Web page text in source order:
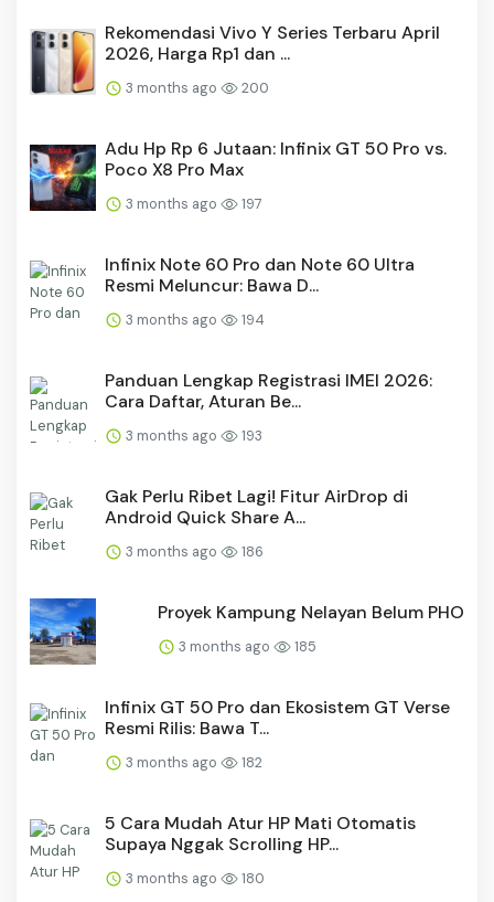
Rekomendasi Vivo Y Series Terbaru April
2026, Harga Rp1 dan ...
3 months ago 200
Adu Hp Rp 6 Jutaan: Infinix GT 50 Pro vs.
Poco X8 Pro Max
3 months ago 197
Infinix Note 60 Pro dan Note 60 Ultra
Resmi Meluncur: Bawa D...
3 months ago 194
Panduan Lengkap Registrasi IMEI 2026:
Cara Daftar, Aturan Be...
3 months ago 193
Gak Perlu Ribet Lagi! Fitur AirDrop di
Android Quick Share A...
3 months ago 186
Proyek Kampung Nelayan Belum PHO
3 months ago 185
Infinix GT 50 Pro dan Ekosistem GT Verse
Resmi Rilis: Bawa T...
3 months ago 182
5 Cara Mudah Atur HP Mati Otomatis
Supaya Nggak Scrolling HP...
3 months ago 180